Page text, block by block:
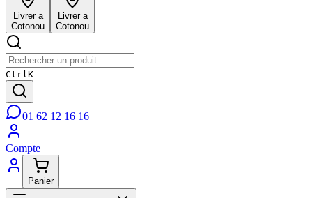
Livrer a
Cotonou
Livrer a
Cotonou
CtrlK
01 62 12 16 16
Compte
Panier